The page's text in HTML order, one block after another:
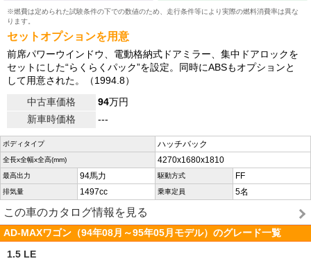
※燃費は定められた試験条件の下での数値のため、走行条件等により実際の燃料消費率は異な
ります。
セットオプションを用意
前席パワーウインドウ、電動格納式ドアミラー、集中ドアロックを
セットにした“らくらくパック”を設定。同時にABSもオプションと
して用意された。（1994.8）
中古車価格
94万円
新車時価格
---
ボディタイプ ハッチバック
全長x全幅x全高(mm) 4270x1680x1810
最高出力 94馬力 駆動方式 FF
排気量 1497cc 乗車定員 5名
この車のカタログ情報を見る
AD-MAXワゴン（94年08月～95年05月モデル）のグレード一覧
1.5 LE